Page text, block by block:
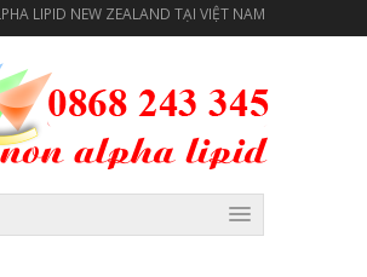
LIPID NEW ZEALAND TẠI VIỆT NAM